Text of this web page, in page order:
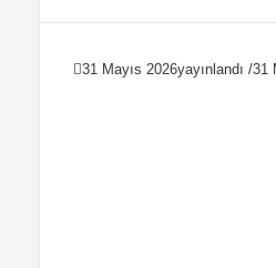
31 Mayıs 2026yayınlandı /31